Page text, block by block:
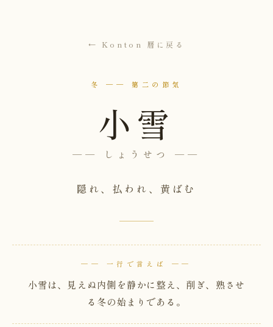
← Konton 暦に戻る
冬 ── 第二の節気
小雪
── しょうせつ ──
隠れ、払われ、黄ばむ
── 一行で言えば ──
小雪は、見えぬ内側を静かに整え、削ぎ、熟させ
る冬の始まりである。